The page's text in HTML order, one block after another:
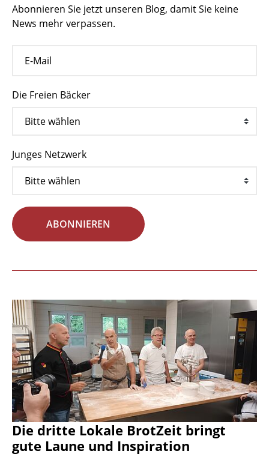
Abonnieren Sie jetzt unseren Blog, damit Sie keine
News mehr verpassen.
Die Freien Bäcker
Junges Netzwerk
ABONNIEREN
Die dritte Lokale BrotZeit bringt
gute Laune und Inspiration